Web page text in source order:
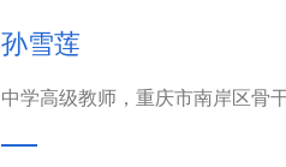
孙雪莲
中学高级教师，重庆市南岸区骨干